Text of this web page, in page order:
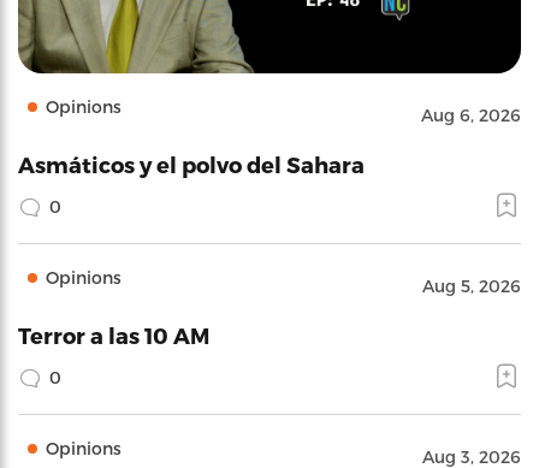
Opinions Aug 6, 2026
Asmáticos y el polvo del Sahara
0
Opinions Aug 5, 2026
Terror a las 10 AM
0
Opinions Aug 3, 2026